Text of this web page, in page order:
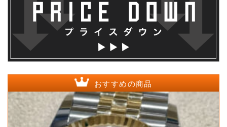
おすすめの商品